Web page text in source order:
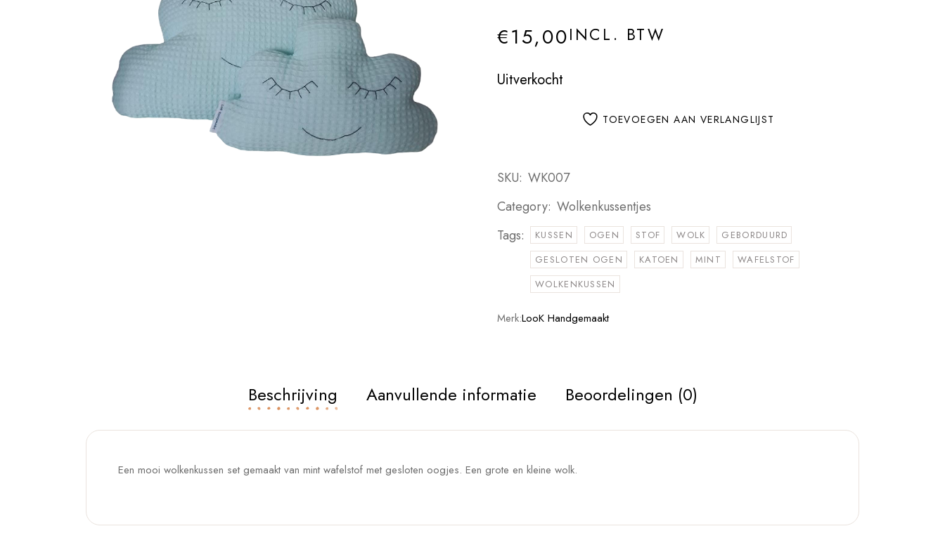
€15,00INCL. BTW
Uitverkocht
TOEVOEGEN AAN VERLANGLIJST
SKU: WK007
Category: Wolkenkussentjes
Tags:
KUSSEN OGEN STOF WOLK
GEBORDUURD
GESLOTEN OGEN
KATOEN MINT
WAFELSTOF
WOLKENKUSSEN
Merk:LooK Handgemaakt
Beschrijving Aanvullende informatie Beoordelingen (0)
Een mooi wolkenkussen set gemaakt van mint wafelstof met gesloten oogjes. Een grote en kleine wolk.